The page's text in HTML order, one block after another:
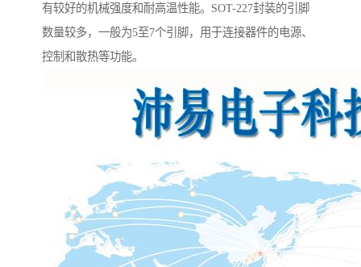
有较好的机械强度和耐高温性能。SOT-227封装的引脚
数量较多，一般为5至7个引脚，用于连接器件的电源、
控制和散热等功能。